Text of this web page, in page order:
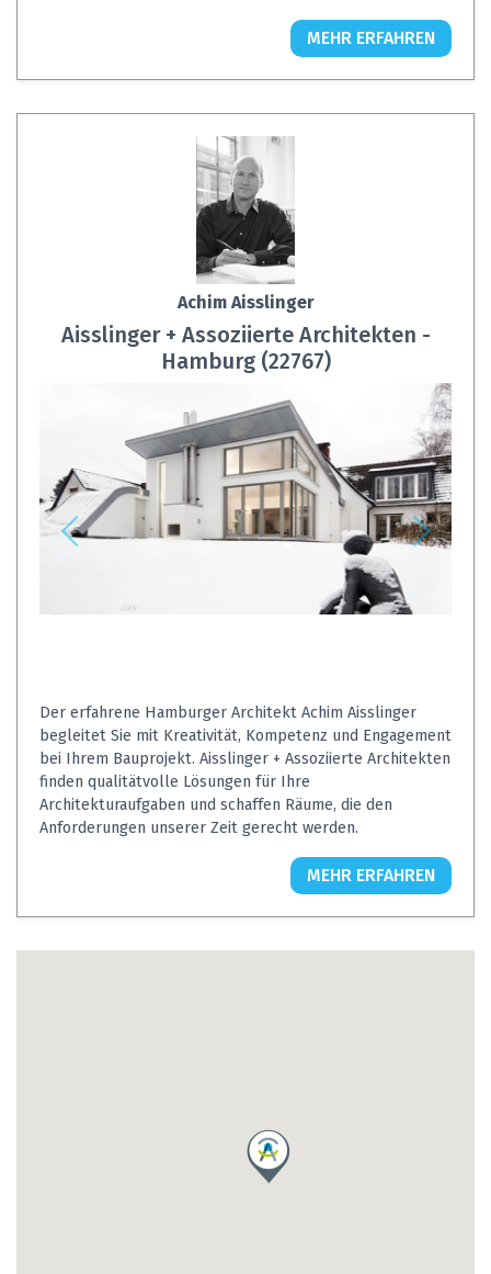
MEHR ERFAHREN
Achim Aisslinger
Aisslinger + Assoziierte Architekten -
Hamburg (22767)
Der erfahrene Hamburger Architekt Achim Aisslinger
begleitet Sie mit Kreativität, Kompetenz und Engagement
bei Ihrem Bauprojekt. Aisslinger + Assoziierte Architekten
finden qualitätvolle Lösungen für Ihre
Architekturaufgaben und schaffen Räume, die den
Anforderungen unserer Zeit gerecht werden.
MEHR ERFAHREN